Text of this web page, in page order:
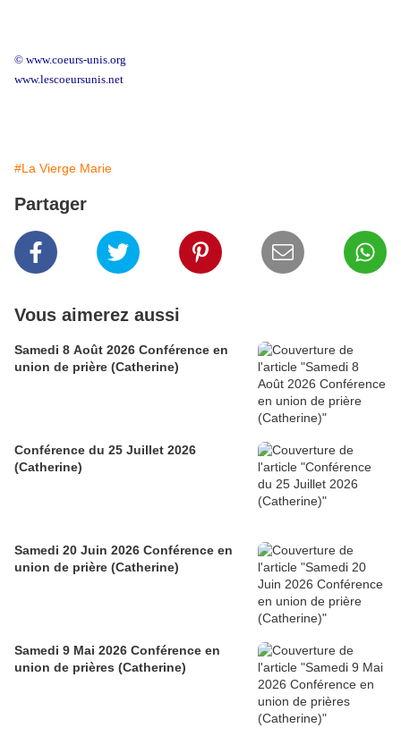
© www.coeurs-unis.org
www.lescoeursunis.net
#La Vierge Marie
Partager
Vous aimerez aussi
Samedi 8 Août 2026 Conférence en
union de prière (Catherine)
Conférence du 25 Juillet 2026
(Catherine)
Samedi 20 Juin 2026 Conférence en
union de prière (Catherine)
Samedi 9 Mai 2026 Conférence en
union de prières (Catherine)